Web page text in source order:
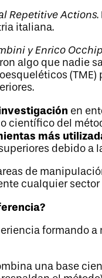
Repetitive Actions.
italiana.
y Enrico
algo que nadie
en
del
más
debido a
de
cualquier
formando
una base